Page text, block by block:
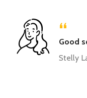
“
Good
Stelly